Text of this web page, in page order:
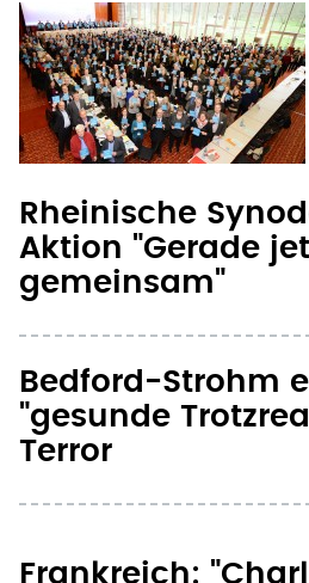
Rheinische
Aktion "Gerade
gemeinsam"
Bedford-Strohm
"gesunde
Terror
Frankreich: